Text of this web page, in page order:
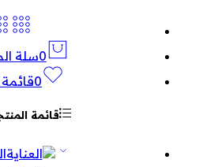
0سلة
0
قائمة